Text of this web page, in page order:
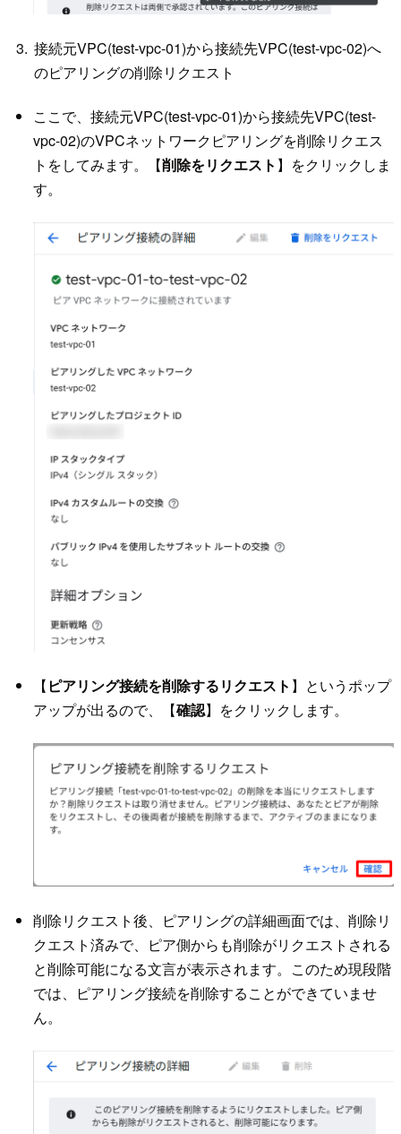
接続元VPC(test-vpc-01)から接続先VPC(test-vpc-02)へ
のピアリングの削除リクエスト
ここで、接続元VPC(test-vpc-01)から接続先VPC(test-
vpc-02)のVPCネットワークピアリングを削除リクエス
トをしてみます。【削除をリクエスト 】をクリックしま
す。
【 ピアリング接続を削除するリクエスト 】というポップ
アップが出るので、【確認】をクリックします。
削除リクエスト後、ピアリングの詳細画面では、削除リ
クエスト済みで、ピア側からも削除がリクエストされる
と削除可能になる文言が表示されます。このため現段階
では、ピアリング接続を削除することができていませ
ん。